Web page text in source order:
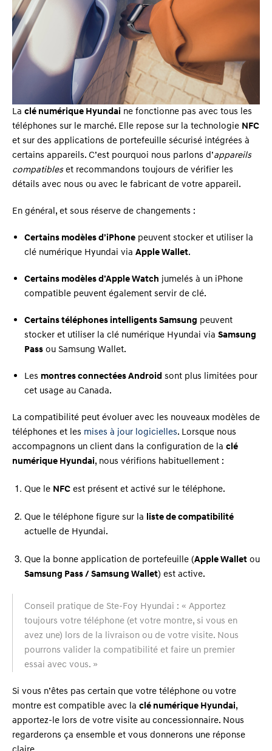
La clé numérique Hyundai ne fonctionne pas avec tous les
téléphones sur le marché. Elle repose sur la technologie NFC
et sur des applications de portefeuille sécurisé intégrées à
certains appareils. C’est pourquoi nous parlons d’appareils
compatibleset recommandons toujours de vérifier les
détails avec nous ou avec le fabricant de votre appareil.
En général, et sous réserve de changements :
Certains modèles d’iPhone peuvent stocker et utiliser la
clé numérique Hyundai via Apple Wallet.
Certains modèles d’Apple Watch jumelés à un iPhone
compatible peuvent également servir de clé.
Certains téléphones intelligents Samsung peuvent
stocker et utiliser la clé numérique Hyundai via Samsung
Pass ou Samsung Wallet.
Les montres connectées Android sont plus limitées pour
cet usage au Canada.
La compatibilité peut évoluer avec les nouveaux modèles de
téléphones et les mises à jour logicielles. Lorsque nous
accompagnons un client dans la configuration de la clé
numérique Hyundai, nous vérifions habituellement :
Que le NFC est présent et activé sur le téléphone.
Que le téléphone figure sur la liste de compatibilité
actuelle de Hyundai.
Que la bonne application de portefeuille (Apple Wallet ou
Samsung Pass / Samsung Wallet) est active.
Conseil pratique de Ste-Foy Hyundai : « Apportez
toujours votre téléphone (et votre montre, si vous en
avez une) lors de la livraison ou de votre visite. Nous
pourrons valider la compatibilité et faire un premier
essai avec vous. »
Si vous n’êtes pas certain que votre téléphone ou votre
montre est compatible avec la clé numérique Hyundai,
apportez-le lors de votre visite au concessionnaire. Nous
regarderons ça ensemble et vous donnerons une réponse